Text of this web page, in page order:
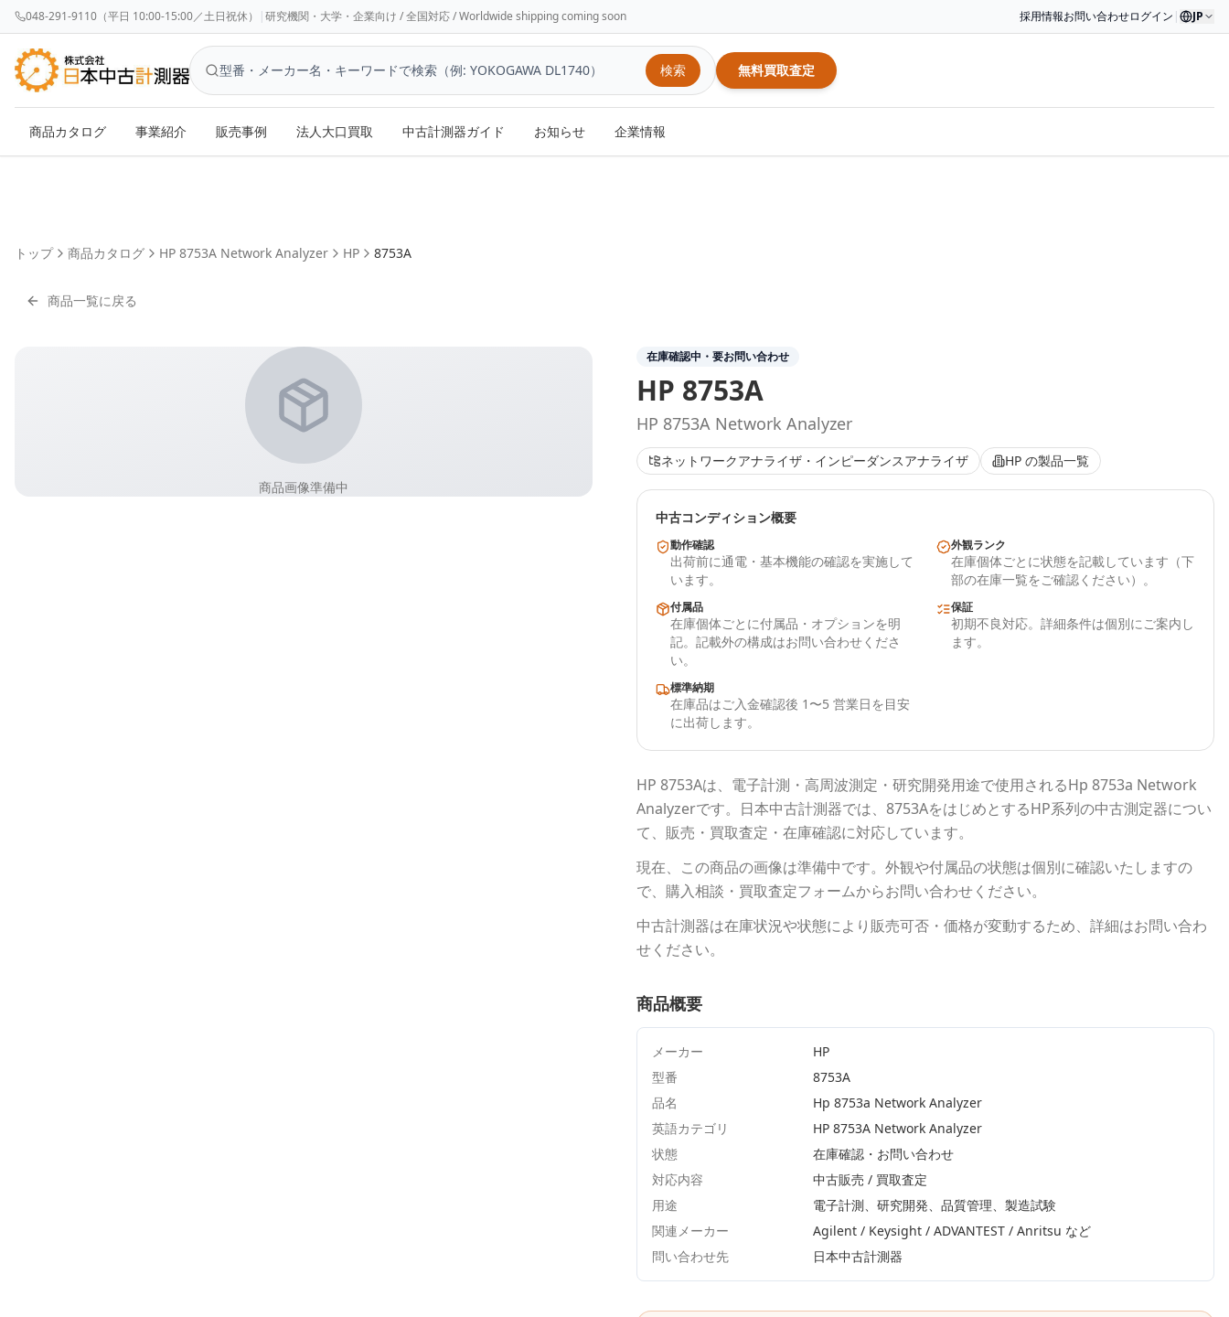
048-291-9110（平日 10:00-15:00／土日祝休） |研究機関・大学・企業向け / 全国対応 / Worldwide shipping coming soon 採用情報お問い合わせログイン | JP
検索 無料買取査定
商品カタログ 事業紹介 販売事例 法人大口買取 中古計測器ガイド お知らせ 企業情報
トップ 商品カタログ HP 8753A Network Analyzer HP 8753A
商品一覧に戻る
商品画像準備中
在庫確認中・要お問い合わせ
HP 8753A
HP 8753A Network Analyzer
ネットワークアナライザ・インピーダンスアナライザ HP の製品一覧
中古コンディション概要
動作確認
出荷前に通電・基本機能の確認を実施して
います。
外観ランク
在庫個体ごとに状態を記載しています（下
部の在庫一覧をご確認ください）。
付属品
在庫個体ごとに付属品・オプションを明
記。記載外の構成はお問い合わせくださ
い。
保証
初期不良対応。詳細条件は個別にご案内し
ます。
標準納期
在庫品はご入金確認後 1〜5 営業日を目安
に出荷します。
HP 8753Aは、電子計測・高周波測定・研究開発用途で使用されるHp 8753a Network
Analyzerです。 日本中古計測器では、 8753AをはじめとするHP系列の中古測定器につい
て、販売・買取査定・在庫確認に対応しています。
現在、この商品の画像は準備中です。外観や付属品の状態は個別に確認いたしますの
で、購入相談・買取査定フォームからお問い合わせください。
中古計測器は在庫状況や状態により販売可否・価格が変動するため、詳細はお問い合わ
せください。
商品概要
メーカー
HP
型番
8753A
品名
Hp 8753a Network Analyzer
英語カテゴリ
HP 8753A Network Analyzer
状態
在庫確認・お問い合わせ
対応内容
中古販売 / 買取査定
用途
電子計測、研究開発、品質管理、製造試験
関連メーカー
Agilent / Keysight / ADVANTEST / Anritsu など
問い合わせ先
日本中古計測器